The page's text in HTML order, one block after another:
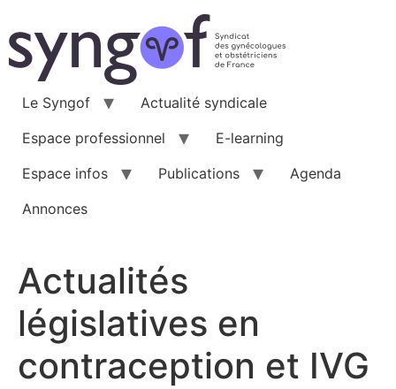
au
contenu
Le Syngof
Actualité syndicale
Espace professionnel
E-learning
Espace infos
Publications
Agenda
Annonces
Actualités
législatives en
contraception et IVG